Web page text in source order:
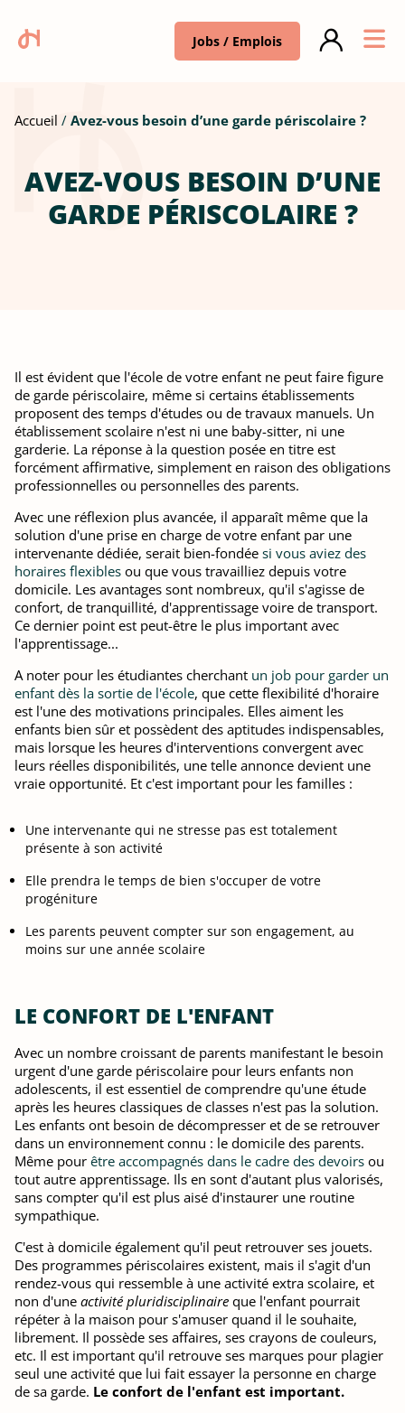
Jobs / Emplois
Accueil Avez-vous besoin d’une garde périscolaire ?
AVEZ-VOUS BESOIN D’UNE
GARDE PÉRISCOLAIRE ?
Il est évident que l'école de votre enfant ne peut faire figure
de garde périscolaire, même si certains établissements
proposent des temps d'études ou de travaux manuels. Un
établissement scolaire n'est ni une baby-sitter, ni une
garderie. La réponse à la question posée en titre est
forcément affirmative, simplement en raison des obligations
professionnelles ou personnelles des parents.
Avec une réflexion plus avancée, il apparaît même que la
solution d'une prise en charge de votre enfant par une
intervenante dédiée, serait bien-fondée si vous aviez des
horaires flexibles ou que vous travailliez depuis votre
domicile. Les avantages sont nombreux, qu'il s'agisse de
confort, de tranquillité, d'apprentissage voire de transport.
Ce dernier point est peut-être le plus important avec
l'apprentissage...
A noter pour les étudiantes cherchant un job pour garder un
enfant dès la sortie de l'école, que cette flexibilité d'horaire
est l'une des motivations principales. Elles aiment les
enfants bien sûr et possèdent des aptitudes indispensables,
mais lorsque les heures d'interventions convergent avec
leurs réelles disponibilités, une telle annonce devient une
vraie opportunité. Et c'est important pour les familles :
Une intervenante qui ne stresse pas est totalement
présente à son activité
Elle prendra le temps de bien s'occuper de votre
progéniture
Les parents peuvent compter sur son engagement, au
moins sur une année scolaire
LE CONFORT DE L'ENFANT
Avec un nombre croissant de parents manifestant le besoin
urgent d'une garde périscolaire pour leurs enfants non
adolescents, il est essentiel de comprendre qu'une étude
après les heures classiques de classes n'est pas la solution.
Les enfants ont besoin de décompresser et de se retrouver
dans un environnement connu : le domicile des parents.
Même pour être accompagnés dans le cadre des devoirs ou
tout autre apprentissage. Ils en sont d'autant plus valorisés,
sans compter qu'il est plus aisé d'instaurer une routine
sympathique.
C'est à domicile également qu'il peut retrouver ses jouets.
Des programmes périscolaires existent, mais il s'agit d'un
rendez-vous qui ressemble à une activité extra scolaire, et
non d'une activité pluridisciplinaire que l'enfant pourrait
répéter à la maison pour s'amuser quand il le souhaite,
librement. Il possède ses affaires, ses crayons de couleurs,
etc. Il est important qu'il retrouve ses marques pour plagier
seul une activité que lui fait essayer la personne en charge
de sa garde. Le confort de l'enfant est important.